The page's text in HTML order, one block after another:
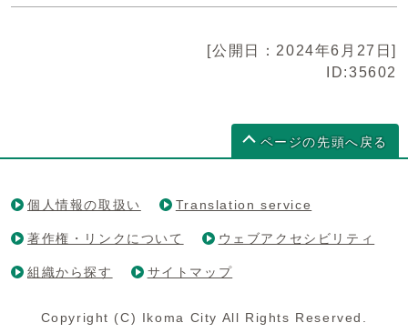
[公開日：2024年6月27日]
ID:35602
ページの先頭へ戻る
個人情報の取扱い Translation service
著作権・リンクについて ウェブアクセシビリティ
組織から探す サイトマップ
Copyright (C) Ikoma City All Rights Reserved.